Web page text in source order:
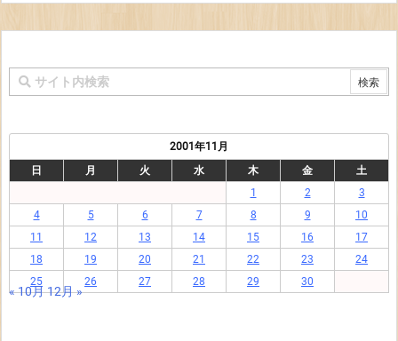
2001年11月
日
月 火 水 木 金
土
1
2
3
4
5 6 7 8 9
10
11
12 13 14 15 16
17
18
19 20 21 22 23
24
25
26 27 28 29 30
« 10月12月 »